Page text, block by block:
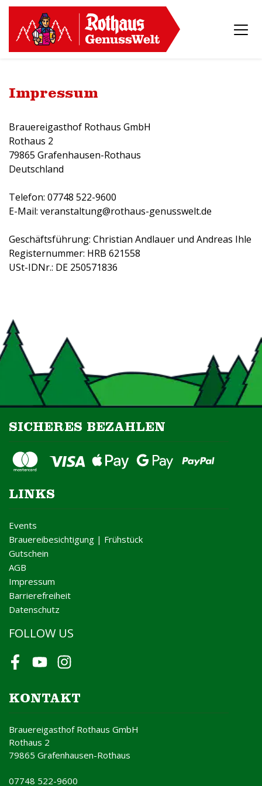
Impressum
Brauereigasthof Rothaus GmbH
Rothaus 2
79865 Grafenhausen-Rothaus
Deutschland
Telefon: 07748 522-9600
E-Mail: veranstaltung@rothaus-genusswelt.de
Geschäftsführung: Christian Andlauer und Andreas Ihle
Registernummer: HRB 621558
USt-IDNr.: DE 250571836
SICHERES BEZAHLEN
LINKS
Events
Brauereibesichtigung | Frühstück
Gutschein
AGB
Impressum
Barrierefreiheit
Datenschutz
FOLLOW US
FacebookYoutubeInstagram
KONTAKT
Brauereigasthof Rothaus GmbH
Rothaus 2
79865 Grafenhausen-Rothaus
07748 522-9600